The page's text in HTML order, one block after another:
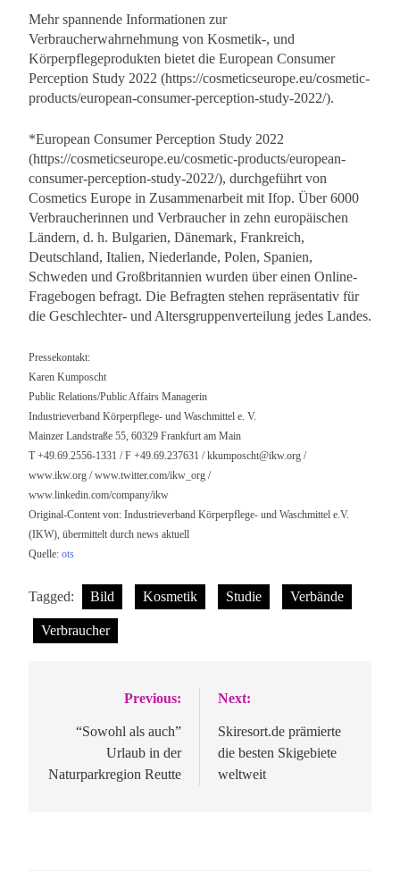
Mehr spannende Informationen zur
Verbraucherwahrnehmung von Kosmetik-, und
Körperpflegeprodukten bietet die European Consumer
Perception Study 2022 (https://cosmeticseurope.eu/cosmetic-
products/european-consumer-perception-study-2022/).
*European Consumer Perception Study 2022
(https://cosmeticseurope.eu/cosmetic-products/european-
consumer-perception-study-2022/), durchgeführt von
Cosmetics Europe in Zusammenarbeit mit Ifop. Über 6000
Verbraucherinnen und Verbraucher in zehn europäischen
Ländern, d. h. Bulgarien, Dänemark, Frankreich,
Deutschland, Italien, Niederlande, Polen, Spanien,
Schweden und Großbritannien wurden über einen Online-
Fragebogen befragt. Die Befragten stehen repräsentativ für
die Geschlechter- und Altersgruppenverteilung jedes Landes.
Pressekontakt:
Karen Kumposcht
Public Relations/Public Affairs Managerin
Industrieverband Körperpflege- und Waschmittel e. V.
Mainzer Landstraße 55, 60329 Frankfurt am Main
T +49.69.2556-1331 / F +49.69.237631 /kkumposcht@ikw.org /
www.ikw.org / www.twitter.com/ikw_org /
www.linkedin.com/company/ikw
Original-Content von: Industrieverband Körperpflege- und Waschmittel e.V.
(IKW), übermittelt durch news aktuell
Quelle: ots
Tagged: Bild Kosmetik Studie Verbände
Verbraucher
Beitragsnavigation
Previous:
“Sowohl als auch”
Urlaub in der
Naturparkregion Reutte
Next:
Skiresort.de prämierte
die besten Skigebiete
weltweit